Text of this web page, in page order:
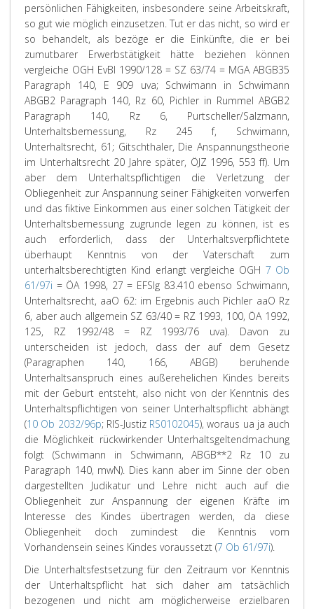
persönlichen Fähigkeiten, insbesondere seine Arbeitskraft,
so gut wie möglich einzusetzen. Tut er das nicht, so wird er
so behandelt, als bezöge er die Einkünfte, die er bei
zumutbarer Erwerbstätigkeit hätte beziehen können
vergleiche OGH EvBl 1990/128 = SZ 63/74 = MGA ABGB35
Paragraph 140, E 909 uva; Schwimann in Schwimann
ABGB2 Paragraph 140, Rz 60, Pichler in Rummel ABGB2
Paragraph 140, Rz 6, Purtscheller/Salzmann,
Unterhaltsbemessung, Rz 245 f, Schwimann,
Unterhaltsrecht, 61; Gitschthaler, Die Anspannungstheorie
im Unterhaltsrecht 20 Jahre später, ÖJZ 1996, 553 ff). Um
aber dem Unterhaltspflichtigen die Verletzung der
Obliegenheit zur Anspannung seiner Fähigkeiten vorwerfen
und das fiktive Einkommen aus einer solchen Tätigkeit der
Unterhaltsbemessung zugrunde legen zu können, ist es
auch erforderlich, dass der Unterhaltsverpflichtete
überhaupt Kenntnis von der Vaterschaft zum
unterhaltsberechtigten Kind erlangt vergleiche OGH 7 Ob
61/97i = ÖA 1998, 27 = EFSlg 83.410 ebenso Schwimann,
Unterhaltsrecht, aaO 62: im Ergebnis auch Pichler aaO Rz
6, aber auch allgemein SZ 63/40 = RZ 1993, 100, ÖA 1992,
125, RZ 1992/48 = RZ 1993/76 uva). Davon zu
unterscheiden ist jedoch, dass der auf dem Gesetz
(Paragraphen 140, 166, ABGB) beruhende
Unterhaltsanspruch eines außerehelichen Kindes bereits
mit der Geburt entsteht, also nicht von der Kenntnis des
Unterhaltspflichtigen von seiner Unterhaltspflicht abhängt
(10 Ob 2032/96p; RIS-Justiz RS0102045), woraus ua ja auch
die Möglichkeit rückwirkender Unterhaltsgeltendmachung
folgt (Schwimann in Schwimann, ABGB**2 Rz 10 zu
Paragraph 140, mwN). Dies kann aber im Sinne der oben
dargestellten Judikatur und Lehre nicht auch auf die
Obliegenheit zur Anspannung der eigenen Kräfte im
Interesse des Kindes übertragen werden, da diese
Obliegenheit doch zumindest die Kenntnis vom
Vorhandensein seines Kindes voraussetzt (7 Ob 61/97i).
Die Unterhaltsfestsetzung für den Zeitraum vor Kenntnis
der Unterhaltspflicht hat sich daher am tatsächlich
bezogenen und nicht am möglicherweise erzielbaren